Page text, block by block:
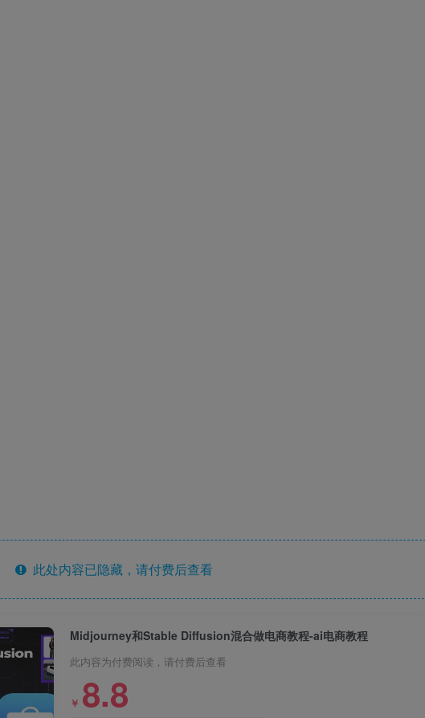
此处内容已隐藏，请付费后查看
Midjourney和Stable Diffusion混合做电商教程-ai电商教程
此内容为付费阅读，请付费后查看
￥ 8.8